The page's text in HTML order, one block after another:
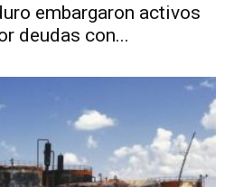
embargaron activos
deudas con...